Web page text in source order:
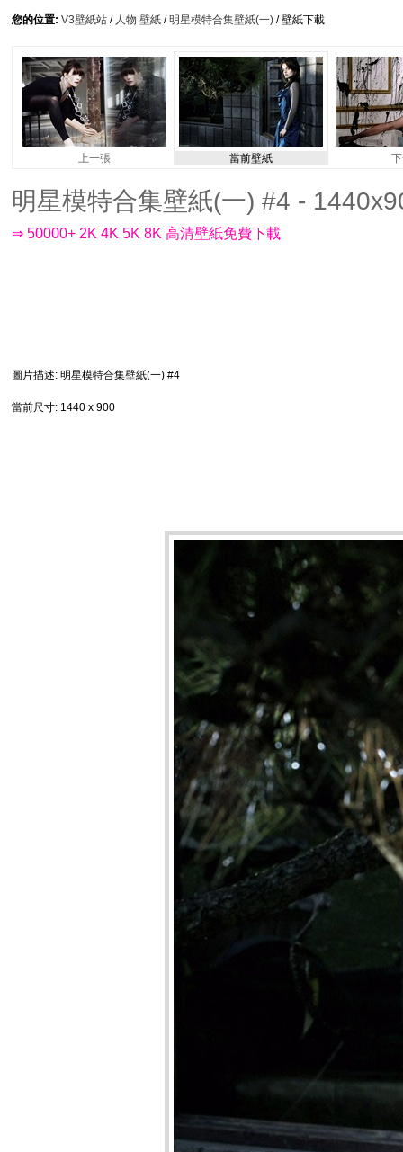
您的位置: V3壁紙站 / 人物 壁紙 /明星模特合集壁紙(一) / 壁紙下載
上一張 當前壁紙
明星模特合集壁紙(一) #4 -
⇒ 50000+ 2K 4K 5K 8K 高清壁紙免費下載
圖片描述: 明星模特合集壁紙(一) #4
當前尺寸: 1440 x 900